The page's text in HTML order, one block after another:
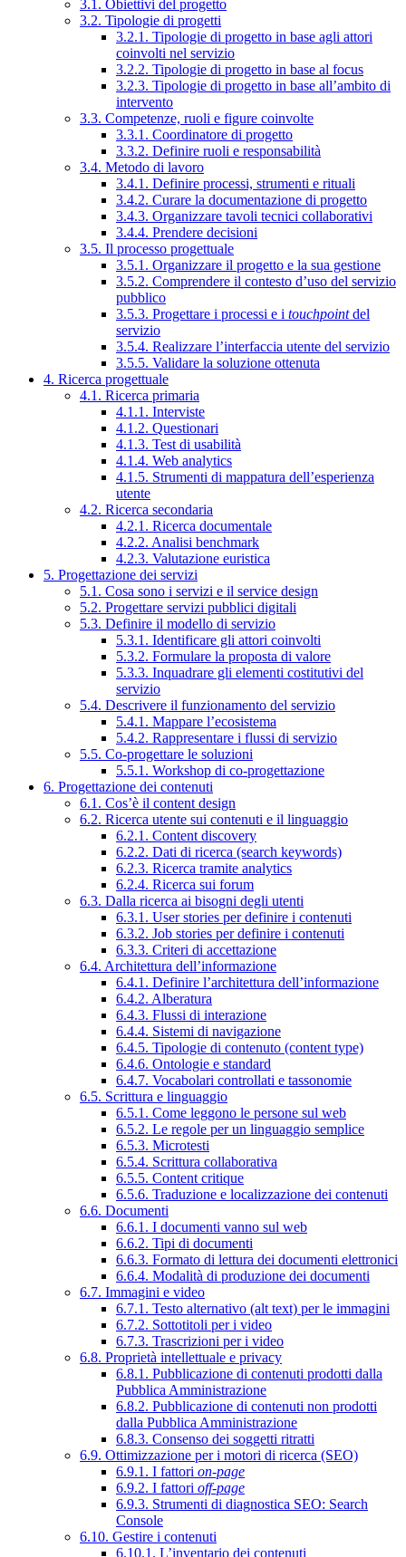
3.1. Obiettivi del progetto
3.2. Tipologie di progetti
3.2.1. Tipologie di progetto in base agli attori
coinvolti nel servizio
3.2.2. Tipologie di progetto in base al focus
3.2.3. Tipologie di progetto in base all’ambito di
intervento
3.3. Competenze, ruoli e figure coinvolte
3.3.1. Coordinatore di progetto
3.3.2. Definire ruoli e responsabilità
3.4. Metodo di lavoro
3.4.1. Definire processi, strumenti e rituali
3.4.2. Curare la documentazione di progetto
3.4.3. Organizzare tavoli tecnici collaborativi
3.4.4. Prendere decisioni
3.5. Il processo progettuale
3.5.1. Organizzare il progetto e la sua gestione
3.5.2. Comprendere il contesto d’uso del servizio
pubblico
3.5.3. Progettare i processi e i touchpointdel
servizio
3.5.4. Realizzare l’interfaccia utente del servizio
3.5.5. Validare la soluzione ottenuta
4. Ricerca progettuale
4.1. Ricerca primaria
4.1.1. Interviste
4.1.2. Questionari
4.1.3. Test di usabilità
4.1.4. Web analytics
4.1.5. Strumenti di mappatura dell’esperienza
utente
4.2. Ricerca secondaria
4.2.1. Ricerca documentale
4.2.2. Analisi benchmark
4.2.3. Valutazione euristica
5. Progettazione dei servizi
5.1. Cosa sono i servizi e il service design
5.2. Progettare servizi pubblici digitali
5.3. Definire il modello di servizio
5.3.1. Identificare gli attori coinvolti
5.3.2. Formulare la proposta di valore
5.3.3. Inquadrare gli elementi costitutivi del
servizio
5.4. Descrivere il funzionamento del servizio
5.4.1. Mappare l’ecosistema
5.4.2. Rappresentare i flussi di servizio
5.5. Co-progettare le soluzioni
5.5.1. Workshop di co-progettazione
6. Progettazione dei contenuti
6.1. Cos’è il content design
6.2. Ricerca utente sui contenuti e il linguaggio
6.2.1. Content discovery
6.2.2. Dati di ricerca (search keywords)
6.2.3. Ricerca tramite analytics
6.2.4. Ricerca sui forum
6.3. Dalla ricerca ai bisogni degli utenti
6.3.1. User stories per definire i contenuti
6.3.2. Job stories per definire i contenuti
6.3.3. Criteri di accettazione
6.4. Architettura dell’informazione
6.4.1. Definire l’architettura dell’informazione
6.4.2. Alberatura
6.4.3. Flussi di interazione
6.4.4. Sistemi di navigazione
6.4.5. Tipologie di contenuto (content type)
6.4.6. Ontologie e standard
6.4.7. Vocabolari controllati e tassonomie
6.5. Scrittura e linguaggio
6.5.1. Come leggono le persone sul web
6.5.2. Le regole per un linguaggio semplice
6.5.3. Microtesti
6.5.4. Scrittura collaborativa
6.5.5. Content critique
6.5.6. Traduzione e localizzazione dei contenuti
6.6. Documenti
6.6.1. I documenti vanno sul web
6.6.2. Tipi di documenti
6.6.3. Formato di lettura dei documenti elettronici
6.6.4. Modalità di produzione dei documenti
6.7. Immagini e video
6.7.1. Testo alternativo (alt text) per le immagini
6.7.2. Sottotitoli per i video
6.7.3. Trascrizioni per i video
6.8. Proprietà intellettuale e privacy
6.8.1. Pubblicazione di contenuti prodotti dalla
Pubblica Amministrazione
6.8.2. Pubblicazione di contenuti non prodotti
dalla Pubblica Amministrazione
6.8.3. Consenso dei soggetti ritratti
6.9. Ottimizzazione per i motori di ricerca (SEO)
6.9.1. I fattori on-page
6.9.2. I fattori off-page
6.9.3. Strumenti di diagnostica SEO: Search
Console
6.10. Gestire i contenuti
6.10.1. L’inventario dei contenuti